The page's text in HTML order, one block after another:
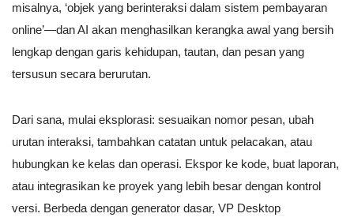
misalnya, ‘objek yang berinteraksi dalam sistem pembayaran
online’—dan AI akan menghasilkan kerangka awal yang bersih
lengkap dengan garis kehidupan, tautan, dan pesan yang
tersusun secara berurutan.
Dari sana, mulai eksplorasi: sesuaikan nomor pesan, ubah
urutan interaksi, tambahkan catatan untuk pelacakan, atau
hubungkan ke kelas dan operasi. Ekspor ke kode, buat laporan,
atau integrasikan ke proyek yang lebih besar dengan kontrol
versi. Berbeda dengan generator dasar, VP Desktop